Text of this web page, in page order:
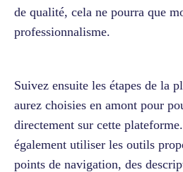
de qualité, cela ne pourra que
professionnalisme.
Suivez ensuite les étapes de la
aurez choisies en amont pour
directement sur cette
également utiliser les outils
points de navigation, des